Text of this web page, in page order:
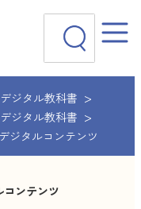
デジタル教科書
ジタル教科書
ジタルコンテンツ
ンテンツ